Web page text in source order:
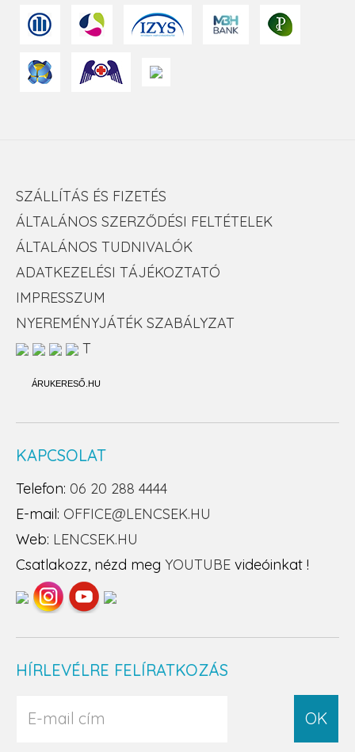
SZÁLLÍTÁS ÉS FIZETÉS
ÁLTALÁNOS SZERZŐDÉSI FELTÉTELEK
ÁLTALÁNOS TUDNIVALÓK
ADATKEZELÉSI TÁJÉKOZTATÓ
IMPRESSZUM
NYEREMÉNYJÁTÉK SZABÁLYZAT
T
ÁRUKERESŐ.HU
KAPCSOLAT
Telefon: 06 20 288 4444
E-mail: OFFICE@LENCSEK.HU
Web: LENCSEK.HU
Csatlakozz, nézd meg YOUTUBE videóinkat !
HÍRLEVÉLRE FELÍRATKOZÁS
OK